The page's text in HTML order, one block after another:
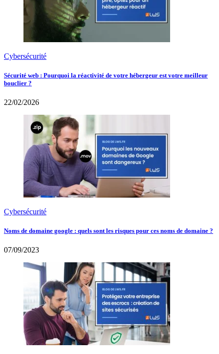
Cybersécurité
Sécurité web : Pourquoi la réactivité de votre hébergeur est votre meilleur
bouclier ?
22/02/2026
Cybersécurité
Noms de domaine google : quels sont les risques pour ces noms de domaine ?
07/09/2023